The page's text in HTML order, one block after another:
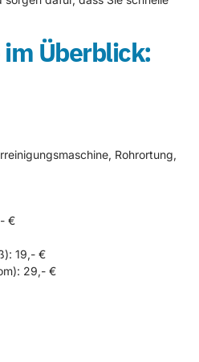
im Überblick:
Rohrortung,
€
19,- €
29,- €